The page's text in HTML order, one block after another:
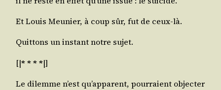
Et Louis Meu­nier, à coup sûr, fut de ceux-là.
Quit­tons un ins­tant notre sujet.
[|* * * *|]
Le dilemme n’est qu’ap­pa­rent, pour­raient objec­ter